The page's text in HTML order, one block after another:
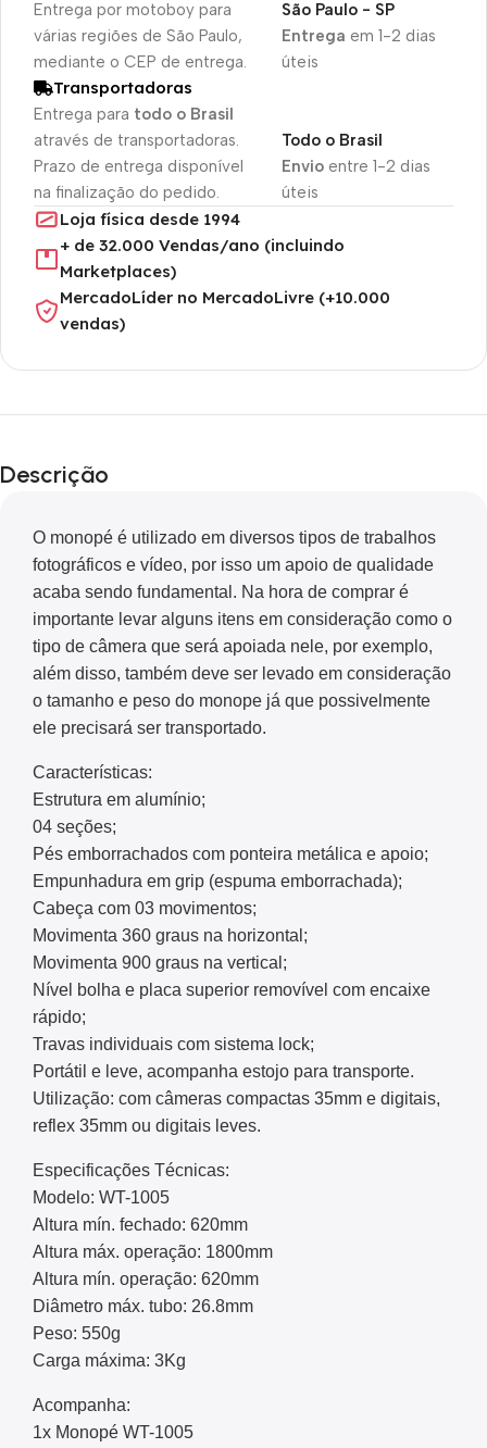
Entrega por motoboy para
várias regiões de São Paulo,
mediante o CEP de entrega.
Entrega em 1-2 dias
úteis
São Paulo - SP
Transportadoras
Entrega para todo o Brasil
através de transportadoras.
Prazo de entrega disponível
na finalização do pedido.
Envioentre 1-2 dias
úteis
Todo o Brasil
Loja física desde 1994
+ de 32.000 Vendas/ano (incluindo
Marketplaces)
MercadoLíder no MercadoLivre (+10.000
vendas)
Descrição
O monopé é utilizado em diversos tipos de trabalhos
fotográficos e vídeo, por isso um apoio de qualidade
acaba sendo fundamental. Na hora de comprar é
importante levar alguns itens em consideração como o
tipo de câmera que será apoiada nele, por exemplo,
além disso, também deve ser levado em consideração
o tamanho e peso do monope já que possivelmente
ele precisará ser transportado.
Características:
Estrutura em alumínio;
04 seções;
Pés emborrachados com ponteira metálica e apoio;
Empunhadura em grip (espuma emborrachada);
Cabeça com 03 movimentos;
Movimenta 360 graus na horizontal;
Movimenta 900 graus na vertical;
Nível bolha e placa superior removível com encaixe
rápido;
Travas individuais com sistema lock;
Portátil e leve, acompanha estojo para transporte.
Utilização: com câmeras compactas 35mm e digitais,
reflex 35mm ou digitais leves.
Especificações Técnicas:
Modelo: WT-1005
Altura mín. fechado: 620mm
Altura máx. operação: 1800mm
Altura mín. operação: 620mm
Diâmetro máx. tubo: 26.8mm
Peso: 550g
Carga máxima: 3Kg
Acompanha:
1x Monopé WT-1005